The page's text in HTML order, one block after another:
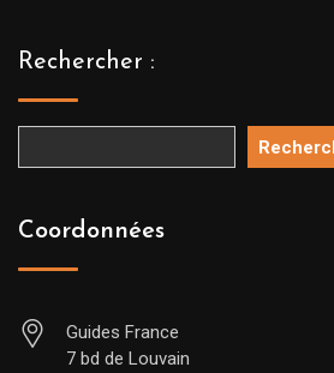
Rechercher :
Coordonnées
Guides France
7 bd de Louvain